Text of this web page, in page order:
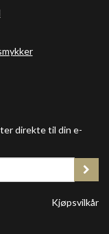
direkte til din e-
Kjøpsvilkår